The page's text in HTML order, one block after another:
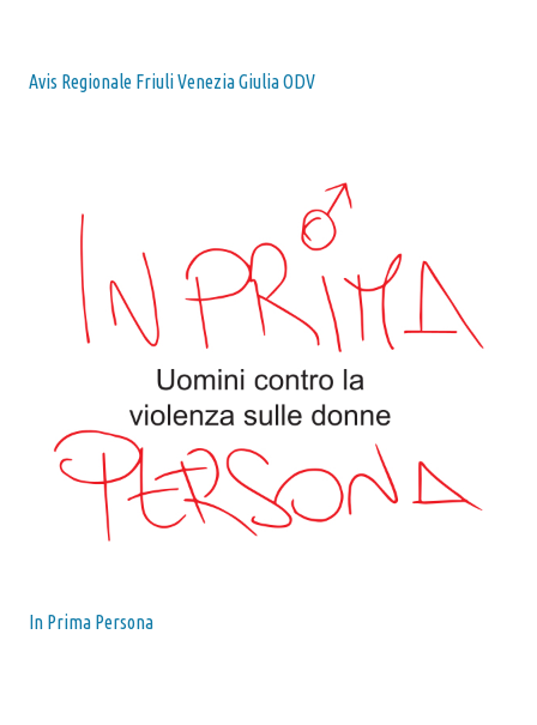
Avis Regionale Friuli Venezia Giulia ODV
In Prima Persona